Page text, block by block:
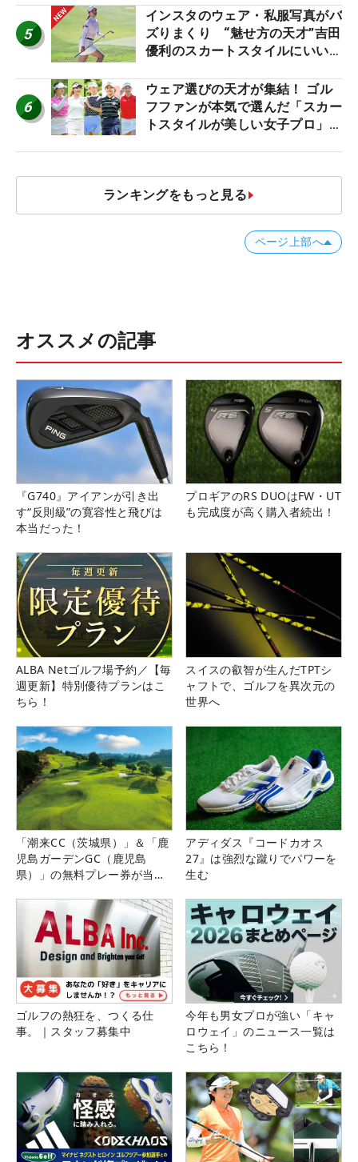
5
インスタのウェア・私服写真がバ
ズりまくり “魅せ方の天才”吉田
優利のスカートスタイルにいい
6
ウェア選びの天才が集結！ ゴル
フファンが本気で選んだ「スカー
トスタイルが美しい女子プロ」神
ランキングをもっと見る
ページ上部へ
オススメの記事
『G740』アイアンが引き出
す“反則級”の寛容性と飛びは
本当だった！
プロギアのRS DUOはFW・UT
も完成度が高く購入者続出！
ALBA Netゴルフ場予約／【毎
週更新】特別優待プランはこ
ちら！
スイスの叡智が生んだTPTシ
ャフトで、ゴルフを異次元の
世界へ
「潮来CC（茨城県）」＆「鹿
児島ガーデンGC（鹿児島
県）」の無料プレー券が当た
アディダス『コードカオス
27』は強烈な蹴りでパワーを
生む
ゴルフの熱狂を、つくる仕
事。｜スタッフ募集中
今年も男女プロが強い「キャ
ロウェイ」のニュース一覧は
こちら！